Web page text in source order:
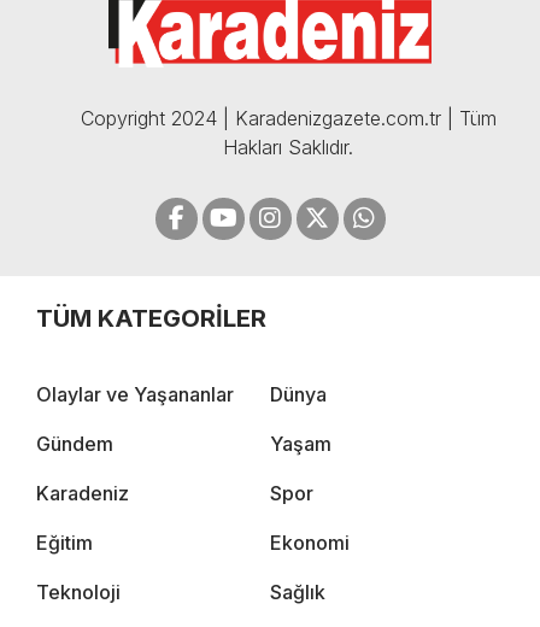
05.12.2024
Copyright 2024 | Karadenizgazete.com.tr | Tüm
Hakları Saklıdır.
TÜM KATEGORİLER
Olaylar ve Yaşananlar Dünya
Gündem Yaşam
Karadeniz Spor
Eğitim Ekonomi
Teknoloji Sağlık